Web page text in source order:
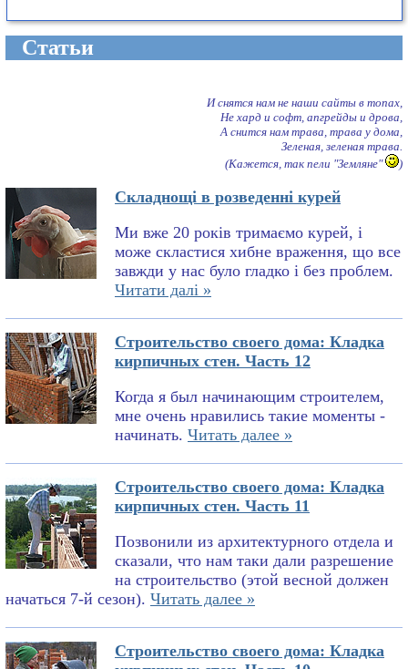
Cтатьи
И снятся нам не наши сайты в топах,
Не хард и софт, апгрейды и дрова,
А снится нам трава, трава у дома,
Зеленая, зеленая трава.
(Кажется, так пели "Земляне"
)
Складнощі в розведенні курей
Ми вже 20 років тримаємо курей, і
може скластися хибне враження, що все
завжди у нас було гладко і без проблем.
Читати далі »
Строительство своего дома: Кладка
кирпичных стен. Часть 12
Когда я был начинающим строителем,
мне очень нравились такие моменты -
начинать. Читать далее »
Строительство своего дома: Кладка
кирпичных стен. Часть 11
Позвонили из архитектурного отдела и
сказали, что нам таки дали разрешение
на строительство (этой весной должен
начаться 7-й сезон). Читать далее »
Строительство своего дома: Кладка